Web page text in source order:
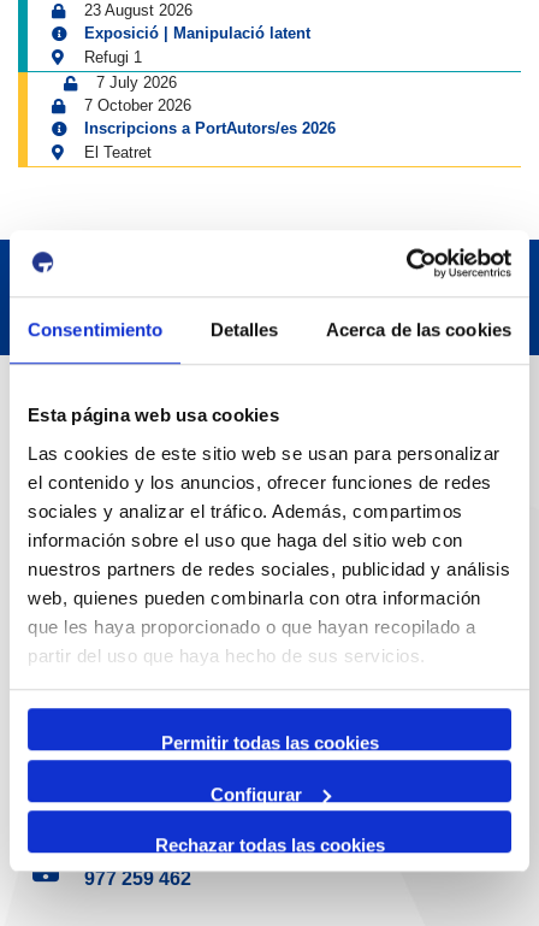
Consentimiento Detalles Acerca de las cookies
Esta página web usa cookies
Las cookies de este sitio web se usan para personalizar
el contenido y los anuncios, ofrecer funciones de redes
sociales y analizar el tráfico. Además, compartimos
información sobre el uso que haga del sitio web con
nuestros partners de redes sociales, publicidad y análisis
web, quienes pueden combinarla con otra información
que les haya proporcionado o que hayan recopilado a
partir del uso que haya hecho de sus servicios.
Permitir todas las cookies
Configurar
Rechazar todas las cookies
23 August 2026
Exposició | Manipulació latent
Refugi 1
7 July 2026
7 October 2026
Inscripcions a PortAutors/es 2026
El Teatret
Contact
Adreça
Passeig de l'Escullera s/n, 43004 Tarragona
Contact number
977 259 400
Emergency
Customer service
Contact phone
977 259 462